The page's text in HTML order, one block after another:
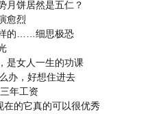
月饼居然是五仁？
愈烈
的……细思极恐
是女人一生的功课
办，好想住进去
年工资
在的它真的可以很优秀